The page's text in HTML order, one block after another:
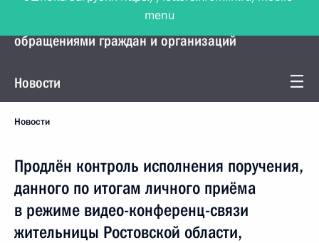
Управление Президента по работе с
обращениями граждан и организаций
Новости
Новости
Продлён контроль исполнения поручения,
данного по итогам личного приёма
в режиме видео-конференц-связи
жительницы Ростовской области,
menu